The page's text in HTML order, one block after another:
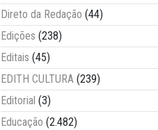
Direto da Redação (44)
Edições (238)
Editais (45)
EDITH CULTURA (239)
Editorial (3)
Educação (2.482)